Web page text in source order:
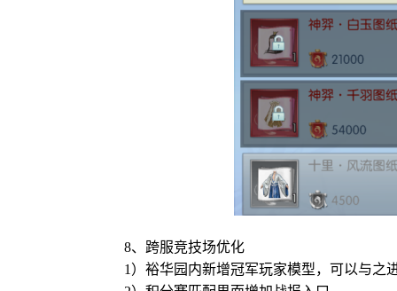
8、跨服竞技场优化
1）裕华园内新增冠军玩家模型，可以与之